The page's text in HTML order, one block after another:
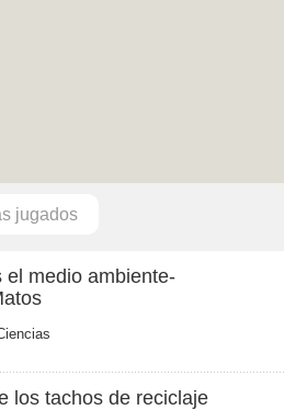
jugados
el medio ambiente-
los tachos de reciclaje